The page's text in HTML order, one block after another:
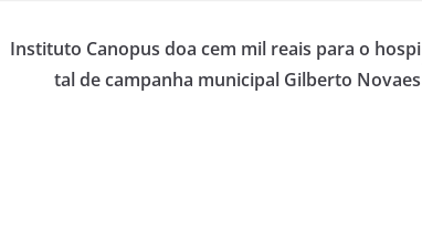
Instituto Canopus doa cem mil reais para o hospi
tal de campanha municipal Gilberto Novaes